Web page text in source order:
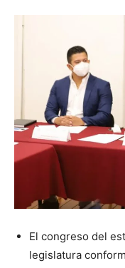
El congreso del
legislatura